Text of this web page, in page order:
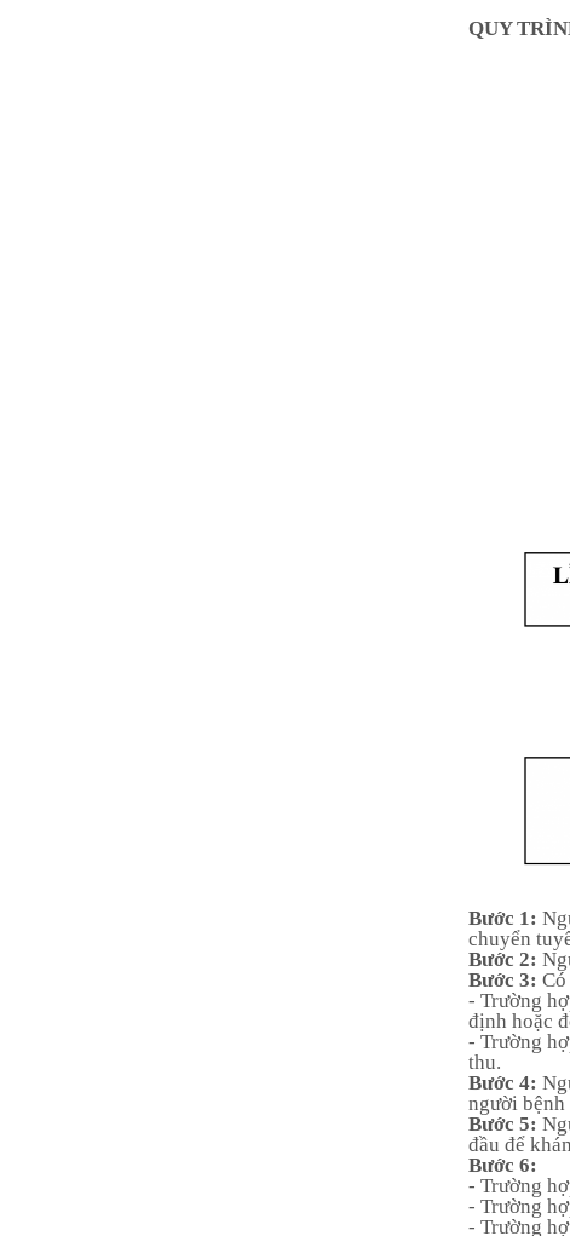
QUY
Bước 1:
chuyển
Bước 2:
Bước 3:
- Trường
định hoặc
- Trường
thu.
Bước 4:
người
Bước 5:
đầu để
Bước 6:
- Trường
- Trường
- Trường